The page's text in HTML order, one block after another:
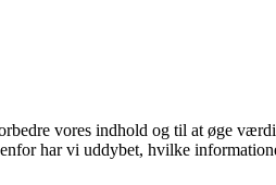
vores indhold og til at øge
har vi uddybet, hvilke